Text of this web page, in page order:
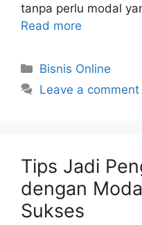
tanpa perlu modal
Read more
Categories
Bisnis Online
Leave a comment
Tips Jadi
dengan
Sukses